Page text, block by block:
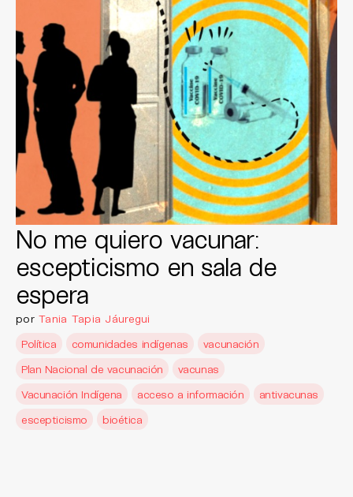
No me quiero vacunar:
escepticismo en sala de
espera
porTania Tapia Jáuregui
Política
comunidades indígenas
vacunación
Plan Nacional de vacunación
vacunas
Vacunación Indígena
acceso a información
antivacunas
escepticismo
bioética